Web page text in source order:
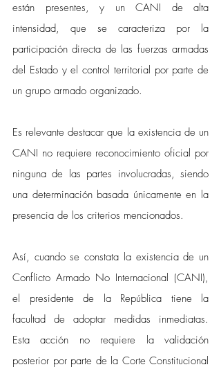
están presentes, y un CANI de alta
intensidad, que se caracteriza por la
participación directa de las fuerzas armadas
del Estado y el control territorial por parte de
un grupo armado organizado.
Es relevante destacar que la existencia de un
CANI no requiere reconocimiento oficial por
ninguna de las partes involucradas, siendo
una determinación basada únicamente en la
presencia de los criterios mencionados.
Así, cuando se constata la existencia de un
Conflicto Armado No Internacional (CANI),
el presidente de la República tiene la
facultad de adoptar medidas inmediatas.
Esta acción no requiere la validación
posterior por parte de la Corte Constitucional